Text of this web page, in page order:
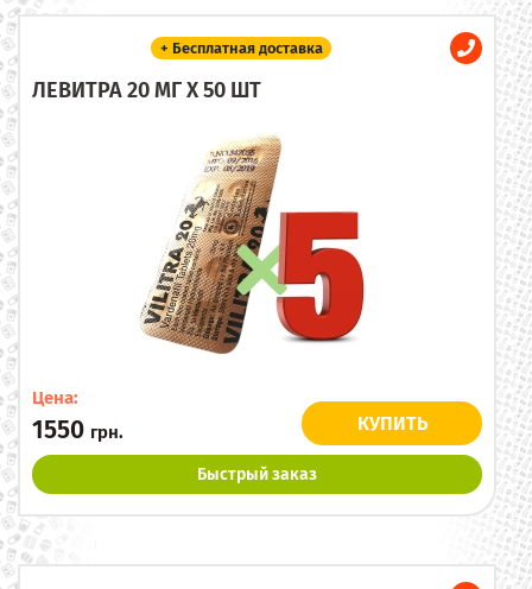
+ Бесплатная доставка
ЛЕВИТРА 20 МГ X 50 ШТ
Цена:
1550 грн. КУПИТЬ
Быстрый заказ